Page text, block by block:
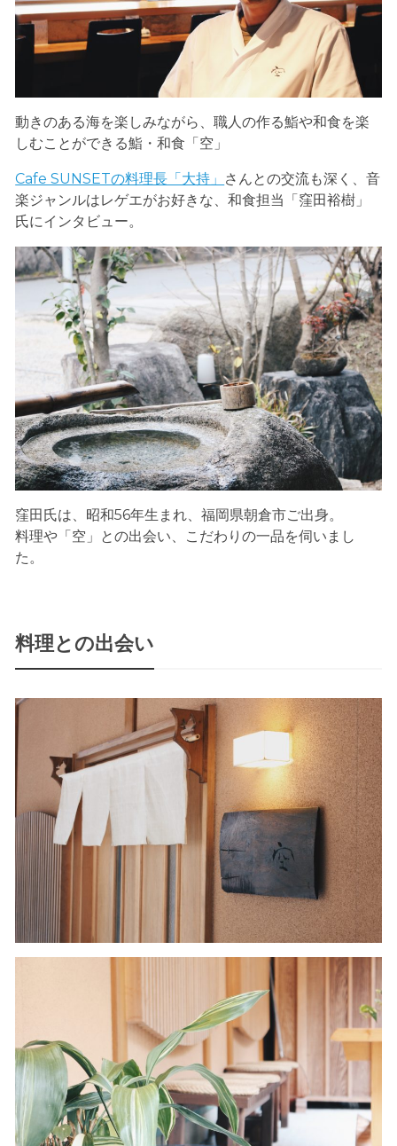
動きのある海を楽しみながら、職人の作る鮨や和食を楽
しむことができる鮨・和食「空」
Cafe SUNSETの料理長「大持」 さんとの交流も深く、音
楽ジャンルはレゲエがお好きな、和食担当「窪田裕樹」
氏にインタビュー。
窪田氏は、昭和56年生まれ、福岡県朝倉市ご出身。
料理や「空」との出会い、こだわりの一品を伺いまし
た。
料理との出会い